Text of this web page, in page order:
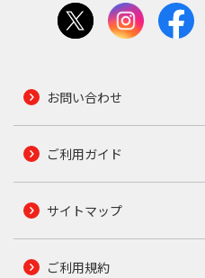
お問い合わせ
ご利用ガイド
サイトマップ
ご利用規約